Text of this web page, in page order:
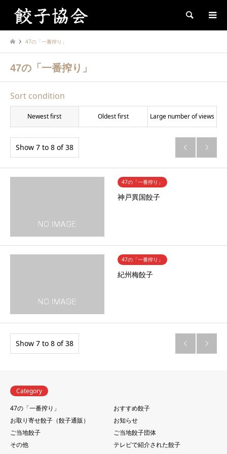
Search
47の「一番搾り」
47の「一番搾り」
Sort condition
Newest first Oldest first Large number of views
Show 7 to 8 of 38  
47の「一番搾り」
神戸異国餃子
47の「一番搾り」
紀州梅餃子
Show 7 to 8 of 38  
Category
47の「一番搾り」
おすすめ餃子
お取り寄せ餃子（餃子通販）
お知らせ
ご当地餃子
ご当地餃子団体
その他
テレビで紹介された餃子